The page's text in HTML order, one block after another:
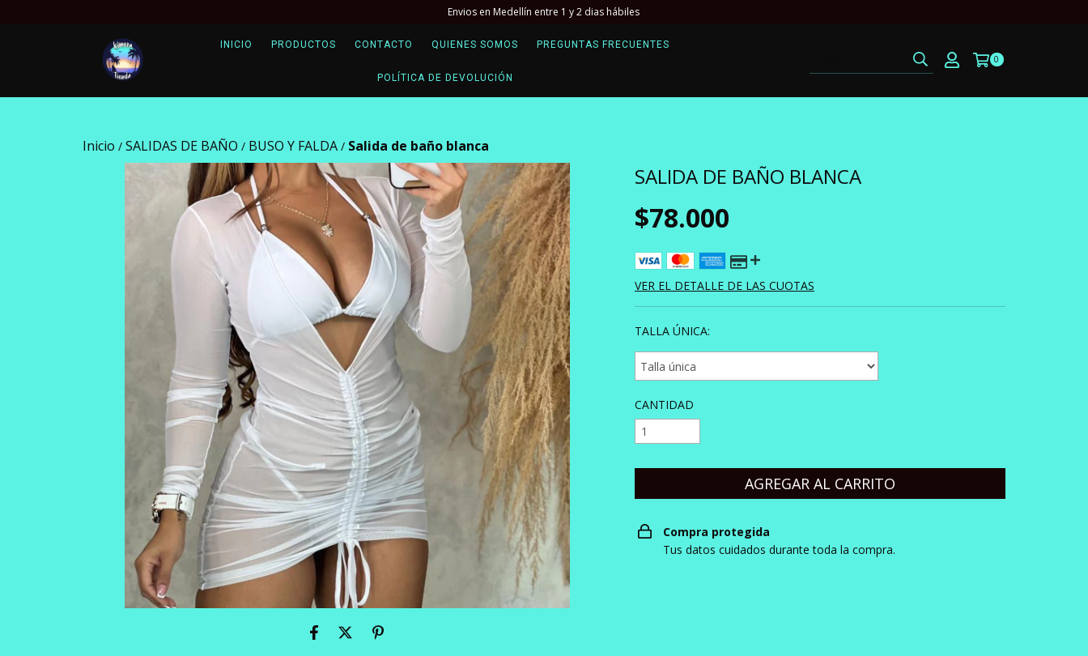
Envios en Medellín entre 1 y 2 dias hábiles
INICIO PRODUCTOS CONTACTO QUIENES SOMOS PREGUNTAS FRECUENTES
POLÍTICA DE DEVOLUCIÓN
0
Inicio / SALIDAS DE BAÑO / BUSO Y FALDA / Salida de baño blanca
SALIDA DE BAÑO BLANCA
$78.000
VER EL DETALLE DE LAS CUOTAS
TALLA ÚNICA:
CANTIDAD
Compra protegida
Tus datos cuidados durante toda la compra.